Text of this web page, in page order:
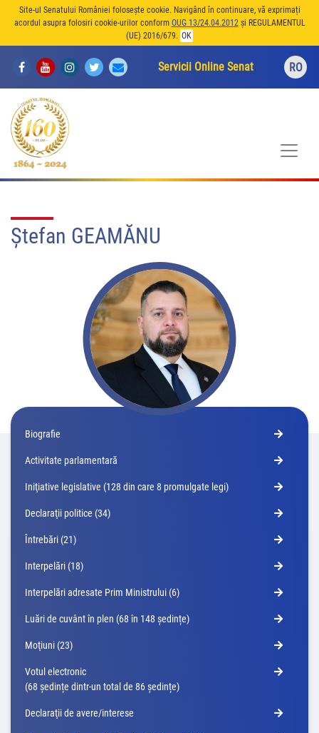
Site-ul Senatului României folosește cookie. Navigând în continuare, vă exprimați
acordul asupra folosiri cookie-urilor conform OUG 13/24.04.2012și REGULAMENTUL
(UE) 2016/679. OK
Servicii Online Senat RO
Ștefan GEAMĂNU
Biografie
Activitate parlamentară
Iniţiative legislative (128 din care 8 promulgate legi)
Declaraţii politice (34)
Întrebări (21)
Interpelări (18)
Interpelări adresate Prim Ministrului (6)
Luări de cuvânt în plen (68 în 148 ședințe)
Moţiuni (23)
Votul electronic
(68 ședințe dintr-un total de 86 ședințe)
Declaraţii de avere/interese